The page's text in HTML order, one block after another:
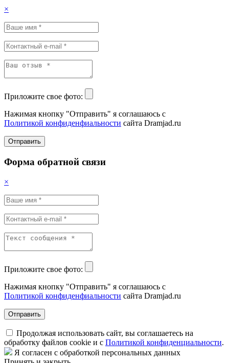
×
Приложите свое фото:
Нажимая кнопку "Отправить" я соглашаюсь с
Политикой конфиденфиальности сайта Dramjad.ru
Отправить
Форма обратной связи
×
Приложите свое фото:
Нажимая кнопку "Отправить" я соглашаюсь с
Политикой конфиденфиальности сайта Dramjad.ru
Отправить
Продолжая использовать сайт, вы соглашаетесь на
обработку файлов cookie и с Политикой конфиденциальности.
Я согласен с обработкой персональных данных